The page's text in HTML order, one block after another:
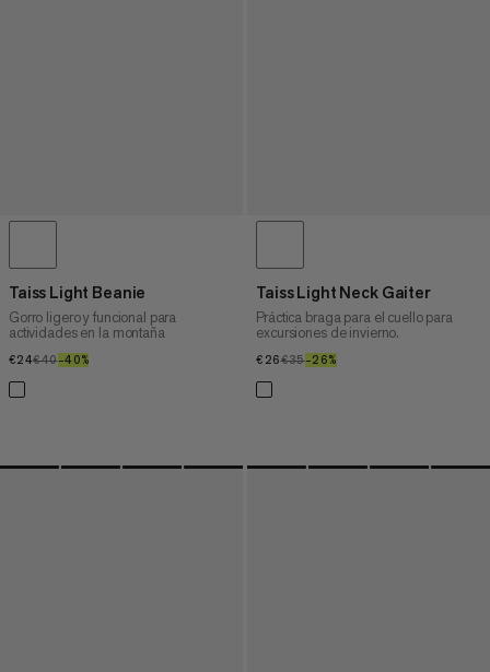
Taiss Light Beanie
Gorro ligero y funcional para
actividades en la montaña
€24€24
€40€40
–40%
Taiss Light Neck Gaiter
Práctica braga para el cuello para
excursiones de invierno.
€26€26
€35€35
–26%